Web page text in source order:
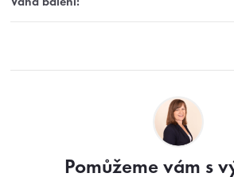
Pomůžeme vám s